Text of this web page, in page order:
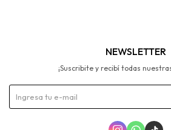
NEWSLETTER
¡Suscribite y recibí todas